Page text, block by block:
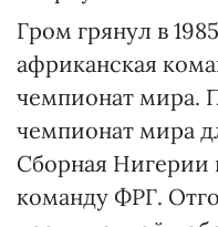
Гром грянул в
африканская
чемпионат мира.
чемпионат мира
Сборная Нигерии
команду ФРГ.